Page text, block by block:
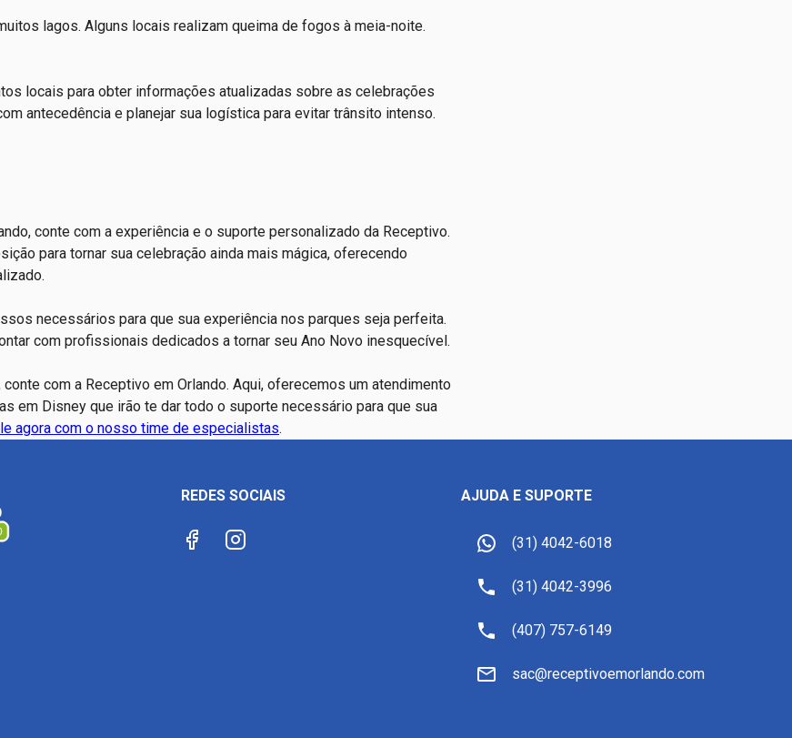
lagos. Alguns locais realizam queima de fogos à meia-noite.
locais para obter informações atualizadas sobre as celebrações
antecedência e planejar sua logística para evitar trânsito intenso.
conte com a experiência e o suporte personalizado da Receptivo.
para tornar sua celebração ainda mais mágica, oferecendo
necessários para que sua experiência nos parques seja perfeita.
com profissionais dedicados a tornar seu Ano Novo inesquecível.
conte com a Receptivo em Orlando. Aqui, oferecemos um atendimento
em Disney que irão te dar todo o suporte necessário para que sua
agora com o nosso time de especialistas.
REDES SOCIAIS
AJUDA E SUPORTE
(31) 4042-6018
(31) 4042-3996
(407) 757-6149
sac@receptivoemorlando.com